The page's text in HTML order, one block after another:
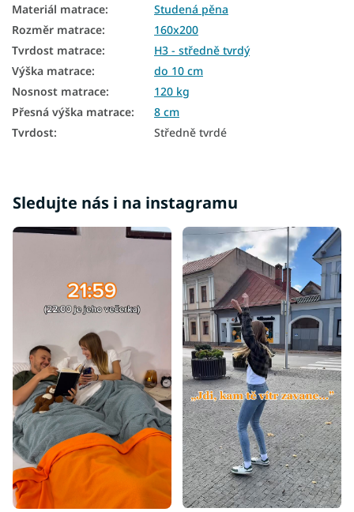
7zónové matrace
Tenké matrace 160x200
Vrchní matrace 8 cm
Materiál matrace:
Studená pěna
Rozměr matrace:
160x200
Tvrdost matrace:
H3 - středně tvrdý
Výška matrace:
do 10 cm
Nosnost matrace:
120 kg
Přesná výška matrace:
8 cm
Tvrdost: Středně tvrdé
Sledujte nás i na instagramu